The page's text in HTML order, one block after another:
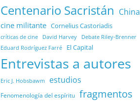
Centenario Sacristán China
cine militante Cornelius Castoriadis
críticas de cine David Harvey Debate Riley-Brenner
Eduard Rodríguez Farré El Capital
Entrevistas a autores
Eric J. Hobsbawm estudios
Fenomenología del espíritu fragmentos